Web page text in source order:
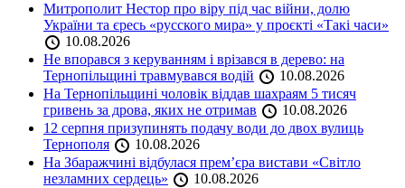
Митрополит Нестор про віру під час війни, долю
України та єресь «русского мира» у проєкті «Такі часи»
10.08.2026
Не впорався з керуванням і врізався в дерево: на
Тернопільщині травмувався водій
10.08.2026
На Тернопільщині чоловік віддав шахраям 5 тисяч
гривень за дрова, яких не отримав
10.08.2026
12 серпня призупинять подачу води до двох вулиць
Тернополя
10.08.2026
На Збаражчині відбулася прем’єра вистави «Світло
незламних сердець»
10.08.2026